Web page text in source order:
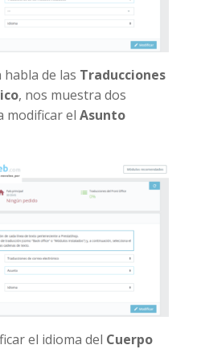
de las Traducciones
, nos muestra dos
modificar el Asunto
el idioma del Cuerpo